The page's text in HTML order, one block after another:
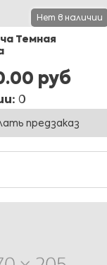
Нет в наличии
Темная
руб
0
предзаказ